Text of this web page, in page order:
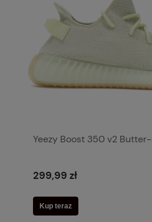
Yeezy Boost 350 v2
299,99 zł
Kup teraz